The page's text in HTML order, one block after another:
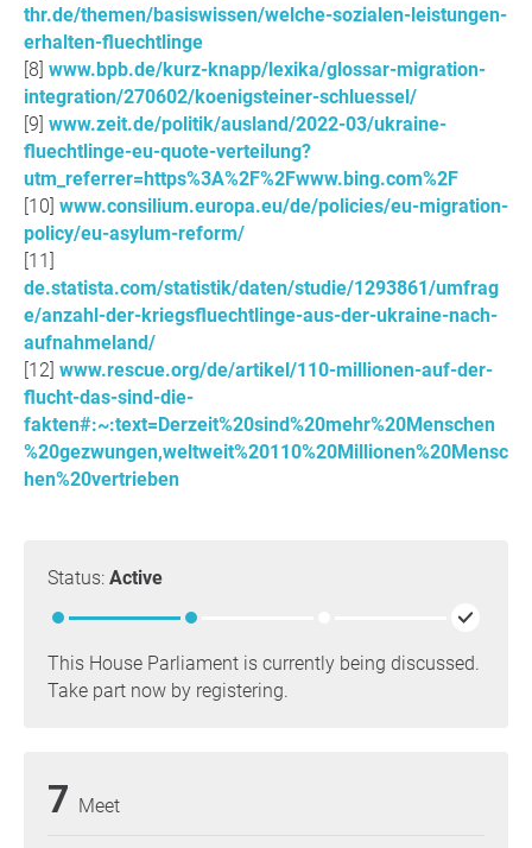
thr.de/themen/basiswissen/welche-sozialen-leistungen-
erhalten-fluechtlinge
www.bpb.de/kurz-knapp/lexika/glossar-migration-
integration/270602/koenigsteiner-schluessel/
www.zeit.de/politik/ausland/2022-03/ukraine-
fluechtlinge-eu-quote-verteilung?
utm_referrer=https%3A%2F%2Fwww.bing.com%2F
www.consilium.europa.eu/de/policies/eu-migration-
policy/eu-asylum-reform/
de.statista.com/statistik/daten/studie/1293861/umfrag
e/anzahl-der-kriegsfluechtlinge-aus-der-ukraine-nach-
aufnahmeland/
www.rescue.org/de/artikel/110-millionen-auf-der-
flucht-das-sind-die-
fakten#:~:text=Derzeit%20sind%20mehr%20Menschen
%20gezwungen,weltweit%20110%20Millionen%20Mensc
hen%20vertrieben
Status: Active
This House Parliament is currently being discussed.
Take part now by registering.
7 Meet